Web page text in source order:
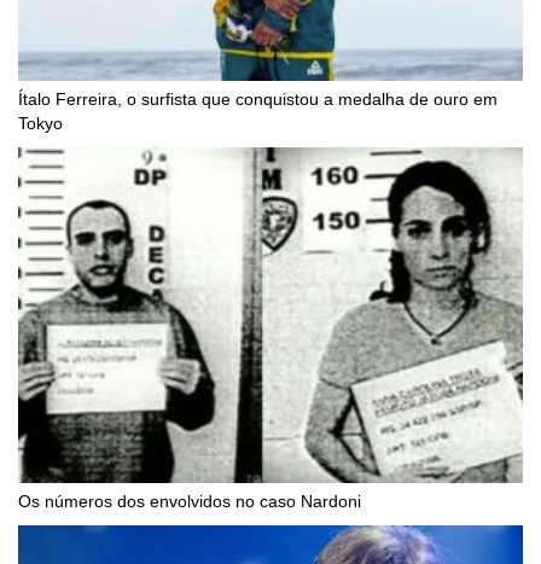
Ítalo Ferreira, o surfista que conquistou a medalha de ouro em
Tokyo
Os números dos envolvidos no caso Nardoni